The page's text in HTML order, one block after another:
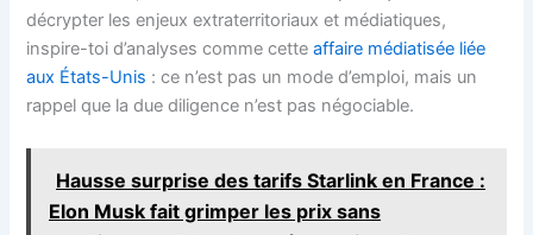
décrypter les enjeux extraterritoriaux et médiatiques,
inspire-toi d’analyses comme cetteaffaire médiatisée liée
aux États-Unis : ce n’est pas un mode d’emploi, mais un
rappel que la due diligence n’est pas négociable.
Hausse surprise des tarifs Starlink en France :
Elon Musk fait grimper les prix sans